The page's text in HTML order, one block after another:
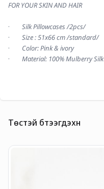
FOR YOUR SKIN AND HAIR
· Silk Pillowcases /2pcs/
· Size : 51x66 cm /standard/
· Color: Pink & ivory
· Material: 100% Mulberry Silk
Төстэй бүтээгдэхүүн